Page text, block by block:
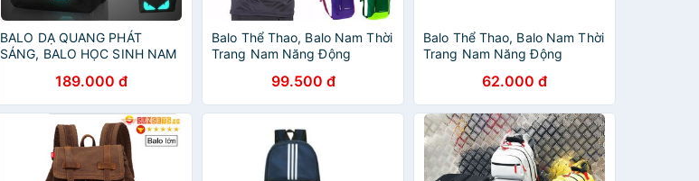
BALO DẠ QUANG PHÁT
SÁNG, BALO HỌC SINH NAM
189.000 đ
Balo Thể Thao, Balo Nam Thời
Trang Nam Năng Động
99.500 đ
Balo Thể Thao, Balo Nam Thời
Trang Nam Năng Động
62.000 đ